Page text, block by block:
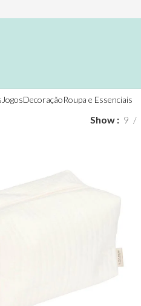
JogosDecoraçãoRoupa e Essenciais
Show 9